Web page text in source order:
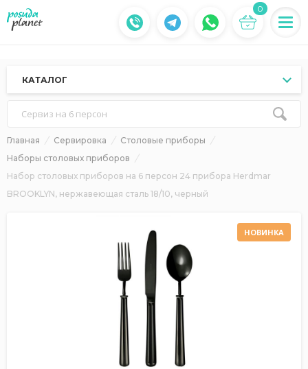
0
КАТАЛОГ
Сервиз на 6 персон
Главная Сервировка
Столовые приборы
Наборы столовых приборов
Набор столовых приборов на 6 персон 24 прибора Herdmar
BROOKLYN, нержавеющая сталь 18/10, черный
НОВИНКА